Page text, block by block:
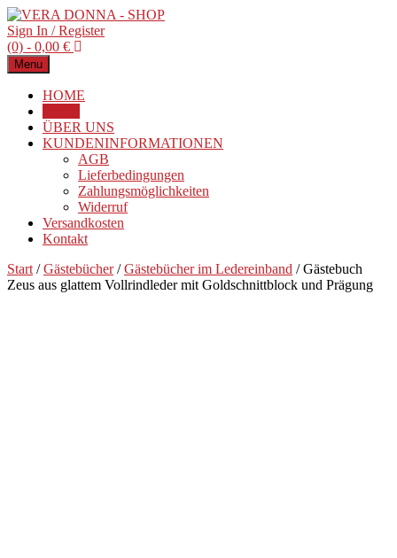
Sign In / Register
(0) - 0,00 €
Menu
HOME
ÜBER UNS
KUNDENINFORMATIONEN
AGB
Lieferbedingungen
Zahlungsmöglichkeiten
Widerruf
Versandkosten
Kontakt
Start /Gästebücher/Gästebücher im Ledereinband / Gästebuch
Zeus aus glattem Vollrindleder mit Goldschnittblock und Prägung